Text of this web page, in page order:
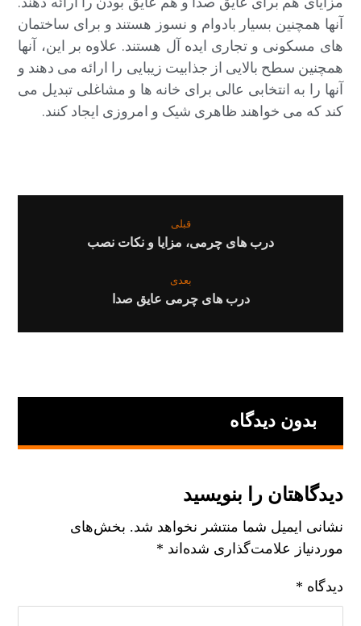
آنها همچنین بسیار بادوام و نسوز هستند و برای ساختمان
های مسکونی و تجاری ایده آل هستند. علاوه بر این، آنها
همچنین سطح بالایی از جذابیت زیبایی را ارائه می دهند و
آنها را به انتخابی عالی برای خانه ها و مشاغلی تبدیل می
کند که می خواهند ظاهری شیک و امروزی ایجاد کنند.
قبلی
درب های چرمی، مزایا و نکات نصب
بعدی
درب های چرمی عایق صدا
بدون دیدگاه
دیدگاهتان را بنویسید
نشانی ایمیل شما منتشر نخواهد شد. بخش‌های
موردنیاز علامت‌گذاری شده‌اند *
دیدگاه *